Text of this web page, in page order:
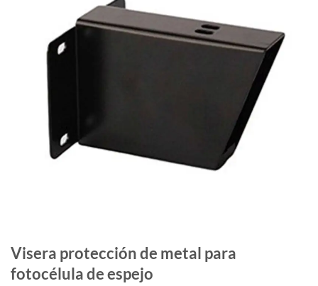
Visera protección de metal para
fotocélula de espejo